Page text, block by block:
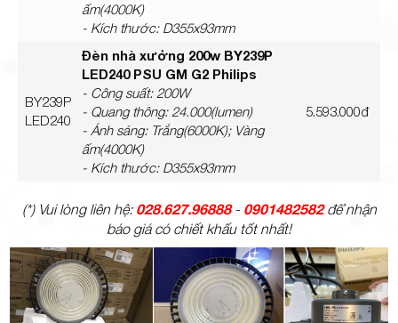
ấm(4000K)
- Kích thước: D355x93mm
BY239P
LED240
Đèn nhà xưởng 200w BY239P
LED240 PSU GM G2 Philips
- Công suất: 200W
- Quang thông: 24.000(lumen)
- Ánh sáng: Trắng(6000K); Vàng
ấm(4000K)
- Kích thước: D355x93mm
5.593.000đ
(*) Vui lòng liên hệ: 028.627.96888- 0901482582để nhận
báo giá có chiết khấu tốt nhất!